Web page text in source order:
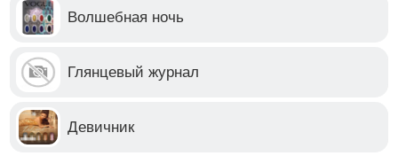
Волшебная ночь
Глянцевый журнал
Девичник